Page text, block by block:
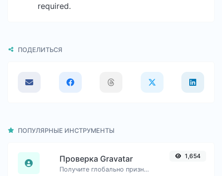
required.
ПОДЕЛИТЬСЯ
ПОПУЛЯРНЫЕ ИНСТРУМЕНТЫ
Проверка Gravatar
Получите глобально признанный аватар с gravatar.com для любого адреса электронной почты.
1,654